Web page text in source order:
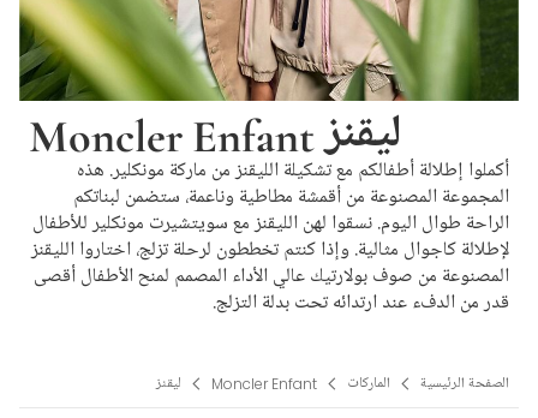
Moncler Enfant ليقنز
أكملوا إطلالة أطفالكم مع تشكيلة الليقنز من ماركة مونكلير. هذه
المجموعة المصنوعة من أقمشة مطاطية وناعمة، ستضمن لبناتكم
الراحة طوال اليوم. نسقوا لهن الليقنز مع سويتشيرت مونكلير للأطفال
لإطلالة كاجوال مثالية. وإذا كنتم تخططون لرحلة تزلج، اختاروا الليقنز
المصنوعة من صوف بولارتيك عالي الأداء المصمم لمنح الأطفال أقصى
قدر من الدفء عند ارتدائه تحت بدلة التزلج.
الصفحة الرئيسية الماركات Moncler Enfant ليقنز